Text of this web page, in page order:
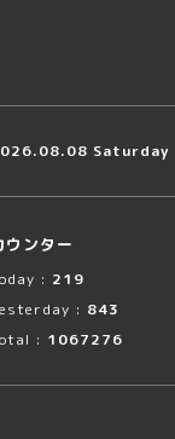
Saturday
ウンター
: 219
: 843
: 1067276